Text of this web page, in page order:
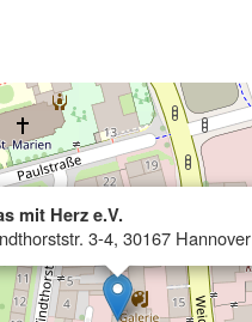
mit Herz e.V.
3-4, 30167 Hannover